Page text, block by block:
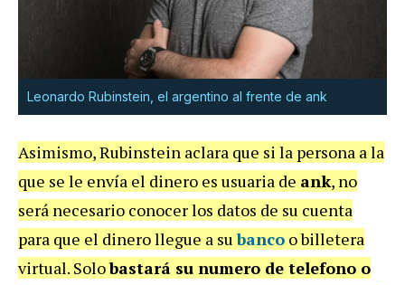
Leonardo Rubinstein, el argentino al frente de ank
Asimismo, Rubinstein aclara que si la persona a la
que se le envía el dinero es usuaria de ank, no
será necesario conocer los datos de su cuenta
para que el dinero llegue a subanco o billetera
virtual. Solobastará su numero de telefono o